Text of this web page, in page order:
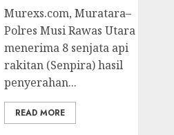
Murexs.com, Muratara–
Polres Musi Rawas Utara
menerima 8 senjata api
rakitan (Senpira) hasil
penyerahan...
READ MORE